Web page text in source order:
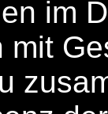
im
mit